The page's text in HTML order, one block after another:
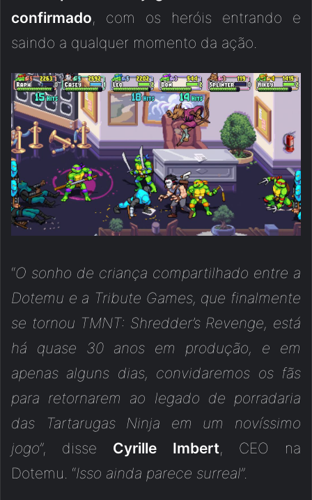
confirmado, com os heróis entrando e
saindo a qualquer momento da ação.
“O sonho de criança compartilhado entre a
Dotemu e a Tribute Games, que finalmente
se tornou TMNT: Shredder’s Revenge, está
há quase 30 anos em produção, e em
apenas alguns dias, convidaremos os fãs
para retornarem ao legado de porradaria
das Tartarugas Ninja em um novíssimo
jogo”, disse Cyrille Imbert, CEO na
Dotemu. “Isso ainda parece surreal”.